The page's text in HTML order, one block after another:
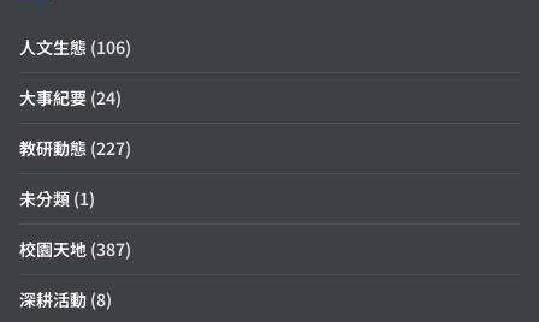
人文生態 (106)
大事紀要 (24)
教研動態 (227)
未分類 (1)
校園天地 (387)
深耕活動 (8)